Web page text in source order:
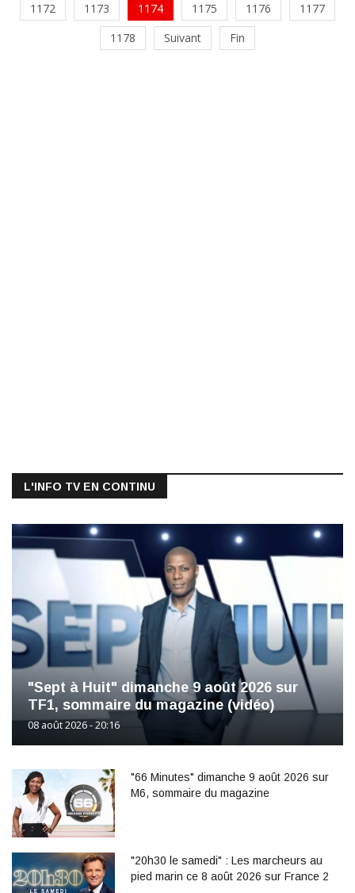
1172
1173 1174 1175 1176
1177
1178
Suivant Fin
L'INFO TV EN CONTINU
"Sept à Huit" dimanche 9 août 2026 sur
TF1, sommaire du magazine (vidéo)
08 août 2026 - 20:16
"66 Minutes" dimanche 9 août 2026 sur
M6, sommaire du magazine
"20h30 le samedi" : Les marcheurs au
pied marin ce 8 août 2026 sur France 2